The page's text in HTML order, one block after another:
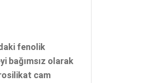
fenolik
bağımsız olarak
cam